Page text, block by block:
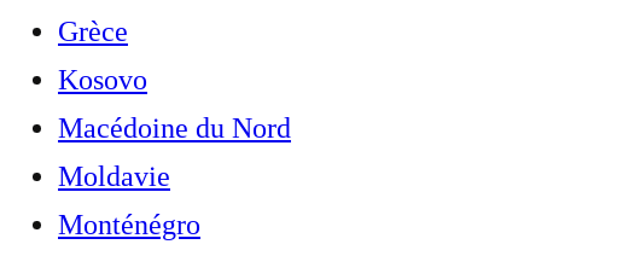
Grèce
Kosovo
Macédoine du Nord
Moldavie
Monténégro